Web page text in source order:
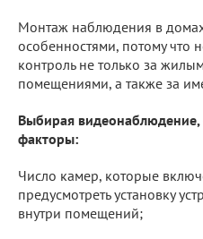
Монтаж наблюдения в
особенностями, потому что
контроль не только за
помещениями, а также за
Выбирая видеонаблюдение,
факторы:
Число камер, которые
предусмотреть установку
внутри помещений;